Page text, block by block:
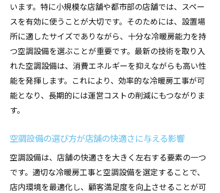
心地よい空間を提供するための空調設備選
び
競争力を高める店舗設計と空調設備の最新トレ
ンド
競争力強化のための空調設備導入のタイミ
ング
空調設備が店舗の競争力に与える影響
トレンドを捉えた空調設備選定で市場競争
に勝つ
競争力を支える革新的な空調設備の導入
います。特に小規模な店舗や都市部の店舗では、スペー
スを有効に使うことが大切です。そのためには、設置場
所に適したサイズでありながら、十分な冷暖房能力を持
つ空調設備を選ぶことが重要です。最新の技術を取り入
れた空調設備は、消費エネルギーを抑えながらも高い性
能を発揮します。これにより、効率的な冷暖房工事が可
能となり、長期的には運営コストの削減にもつながりま
す。
空調設備の選び方が店舗の快適さに与える影響
空調設備は、店舗の快適さを大きく左右する要素の一つ
です。適切な冷暖房工事と空調設備を選定することで、
店内環境を最適化し、顧客満足度を向上させることが可